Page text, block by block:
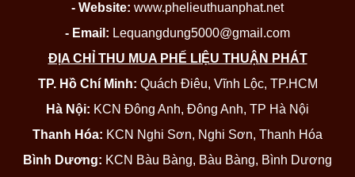
- Website: www.phelieuthuanphat.net
- Email: Lequangdung5000@gmail.com
ĐỊA CHỈ THU MUA PHẾ LIỆU THUẬN PHÁT
TP. Hồ Chí Minh: Quách Điêu, Vĩnh Lộc, TP.HCM
Hà Nội: KCN Đông Anh, Đông Anh, TP Hà Nội
Thanh Hóa: KCN Nghi Sơn, Nghi Sơn, Thanh Hóa
Bình Dương: KCN Bàu Bàng, Bàu Bàng, Bình Dương